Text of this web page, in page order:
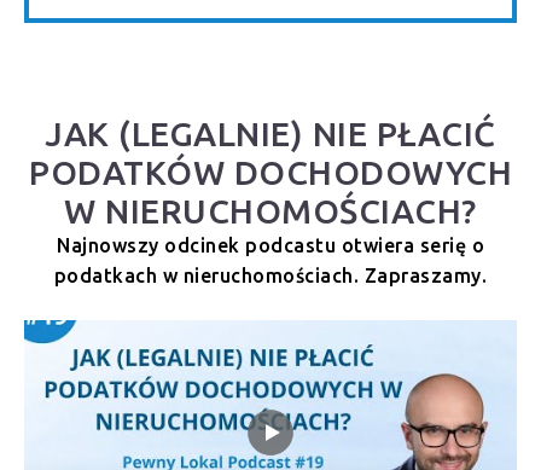
JAK (LEGALNIE) NIE PŁACIĆ
PODATKÓW DOCHODOWYCH
W NIERUCHOMOŚCIACH?
Najnowszy odcinek podcastu otwiera serię o
podatkach w nieruchomościach. Zapraszamy.